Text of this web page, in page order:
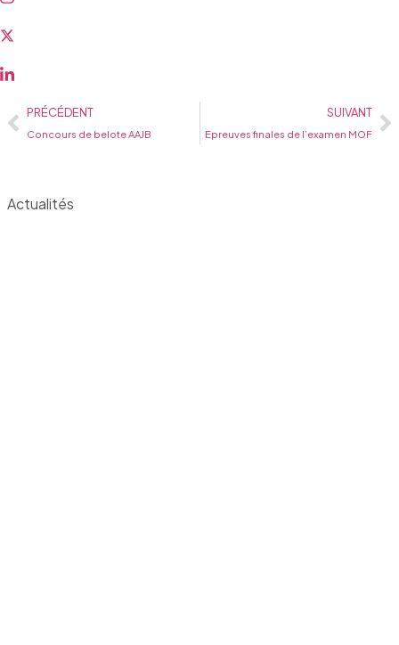
PRÉCÉDENT
Concours de belote AAJB
SUIVANT
Epreuves finales de l’examen MOF
Actualités